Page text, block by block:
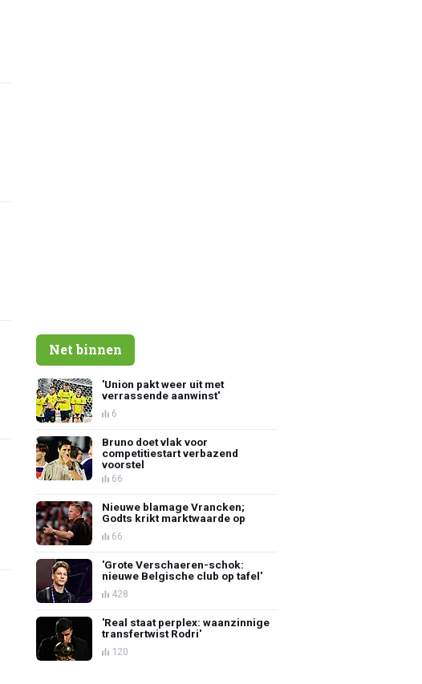
Net binnen
'Union pakt weer uit met
verrassende aanwinst'
6
Bruno doet vlak voor
competitiestart verbazend
voorstel
66
Nieuwe blamage Vrancken;
Godts krikt marktwaarde op
66
'Grote Verschaeren-schok:
nieuwe Belgische club op tafel'
428
'Real staat perplex: waanzinnige
transfertwist Rodri'
120